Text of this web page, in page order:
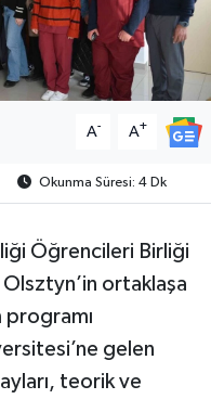
A- A+
Okunma Süresi: 4 Dk
Öğrencileri Birliği
Olsztyn’in ortaklaşa
gelen
teorik ve